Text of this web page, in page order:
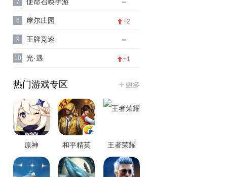
8 摩尔庄园 +2
9 王牌竞速
10 光·遇 +1
热门游戏专区
原神 和平精英 王者荣耀